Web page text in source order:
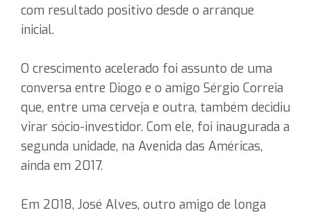
com resultado positivo desde o arranque
inicial.
O crescimento acelerado foi assunto de uma
conversa entre Diogo e o amigo Sérgio Correia
que, entre uma cerveja e outra, também decidiu
virar sócio-investidor. Com ele, foi inaugurada a
segunda unidade, na Avenida das Américas,
ainda em 2017.
Em 2018, José Alves, outro amigo de longa